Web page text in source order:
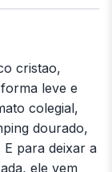
cristao,
leve e
colegial,
dourado,
para deixar a
ele vem